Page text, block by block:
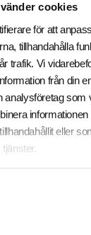
cookies
för att
tillhandahålla
trafik. Vi
från din
analysföretag som
eller